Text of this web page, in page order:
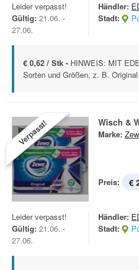
Leider verpasst!
Gültig: 21.06. -
27.06.
Händler:
Stadt:
€ 0,62 / Stk - HINWEIS: MIT
Sorten und Größen, z. B.
Verpasst! Wisch &
Marke:
Preis: €
Leider verpasst!
Gültig: 21.06. -
27.06.
Händler:
Stadt: